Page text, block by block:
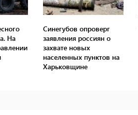
На
Синегубов опроверг
заявления россиян о
захвате новых
населенных пунктов на
Харьковщине